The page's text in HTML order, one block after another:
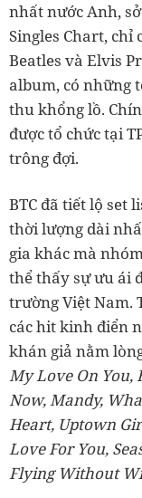
nhất nước Anh,
Singles Chart,
Beatles và Elvis
album, có những
thu khổng lồ.
được tổ chức tại
trông đợi.
BTC đã tiết lộ set
thời lượng dài
gia khác mà
thể thấy sự ưu ái
trường Việt Nam.
các hit kinh điển
khán giả nằm
My Love On You,
Now, Mandy,
Heart, Uptown
Love For You,
Flying Without